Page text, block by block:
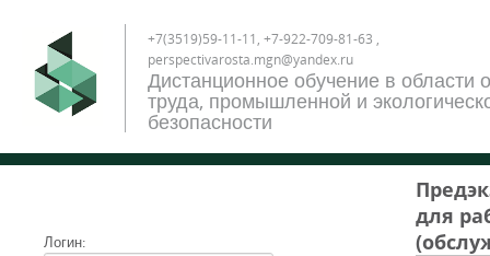
+7(3519)59-11-11, +7-922-709-81-63 ,
perspectivarosta.mgn@yandex.ru
Дистанционное обучение в области
труда, промышленной и
безопасности
Логин:
для